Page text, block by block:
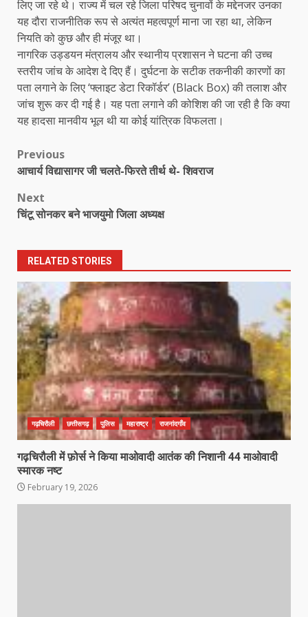
लिए जा रहे थे। राज्य में चल रहे जिला परिषद चुनावों के मद्देनजर उनका
यह दौरा राजनीतिक रूप से अत्यंत महत्वपूर्ण माना जा रहा था, लेकिन
नियति को कुछ और ही मंजूर था।
नागरिक उड्डयन मंत्रालय और स्थानीय प्रशासन ने घटना की उच्च
स्तरीय जांच के आदेश दे दिए हैं। दुर्घटना के सटीक तकनीकी कारणों का
पता लगाने के लिए ‘फ्लाइट डेटा रिकॉर्डर’ (Black Box) की तलाश और
जांच शुरू कर दी गई है। यह पता लगाने की कोशिश की जा रही है कि क्या
यह हादसा मानवीय भूल थी या कोई यांत्रिक विफलता।
Post
Previous
आचार्य विद्यासागर जी चलते-फिरते तीर्थ थे- शिवराज
Next
चिंटू सोनकर बने भाजयुमो जिला अध्यक्ष
RELATED STORIES
गढ़चिरौली छत्तीसगढ़ पुलिस महाराष्ट्र राजनांदगाँव
गढ़चिरौली में फ़ोर्स ने किया माओवादी आतंक की निशानी 44 माओवादी
स्मारक नष्ट
February 19, 2026
3